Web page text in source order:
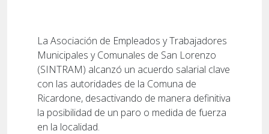
La Asociación de Empleados y Trabajadores
Municipales y Comunales de San Lorenzo
(SINTRAM) alcanzó un acuerdo salarial clave
con las autoridades de la Comuna de
Ricardone, desactivando de manera definitiva
la posibilidad de un paro o medida de fuerza
en la localidad.